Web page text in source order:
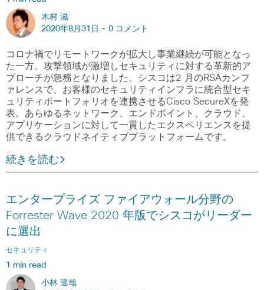
木村 滋
2020年8月31日 - 0 コメント
コロナ禍でリモートワークが拡大し事業継続が可能となっ
た一方、攻撃領域が激増しセキュリティに対する革新的ア
プローチが急務となりました。シスコは2 月のRSAカンフ
ァレンスで、お客様のセキュリティインフラに統合型セキ
ュリティポートフォリオを連携させるCisco SecureXを発
表。あらゆるネットワーク、エンドポイント、クラウド、
アプリケーションに対して一貫したエクスペリエンスを提
供できるクラウドネイティブプラットフォームです。
続きを読む
エンタープライズ ファイアウォール分野の
Forrester Wave 2020 年版でシスコがリーダー
に選出
セキュリティ
1 min read
小林 達哉